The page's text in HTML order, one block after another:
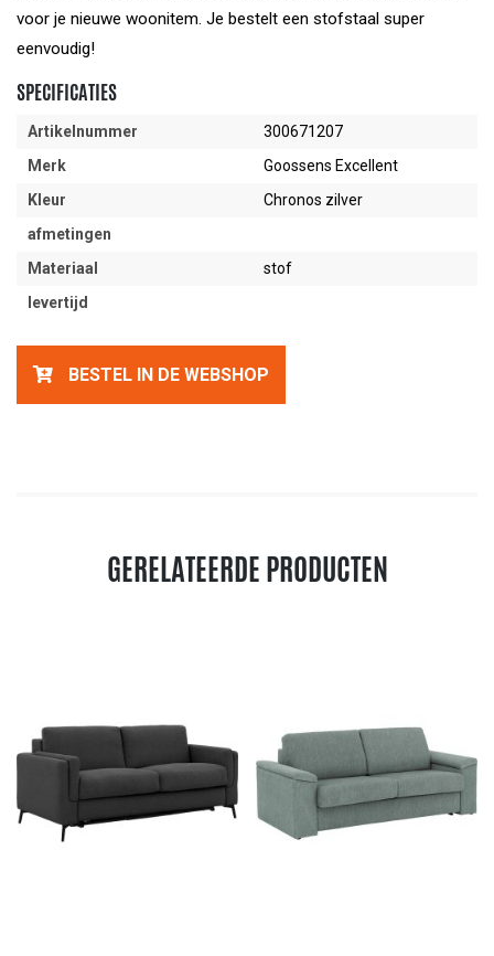
voor je nieuwe woonitem. Je bestelt een stofstaal super
eenvoudig!
SPECIFICATIES
Artikelnummer
300671207
Merk
Goossens Excellent
Kleur
Chronos zilver
afmetingen
Materiaal
stof
levertijd
BESTEL IN DE WEBSHOP
GERELATEERDE PRODUCTEN